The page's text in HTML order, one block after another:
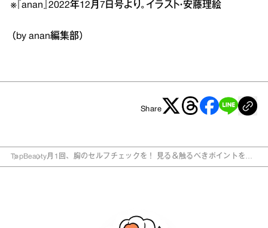
※『anan』2022年12月7日号より。イラスト・安藤理絵
（by anan編集部）
Share
TopBeauty月1回、胸のセルフチェックを！ 見る＆触るべきポイントを医